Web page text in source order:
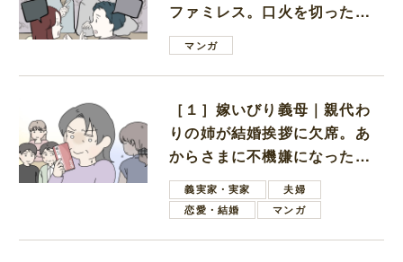
ファミレス。口火を切ったの
は電車好きの男の子ママ
マンガ
［１］嫁いびり義母｜親代わ
りの姉が結婚挨拶に欠席。あ
からさまに不機嫌になった義
母義実家・実家
夫婦
恋愛・結婚
マンガ